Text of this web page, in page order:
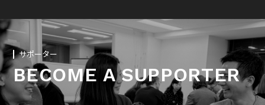
サポーター
BECOME A SUPPORTER